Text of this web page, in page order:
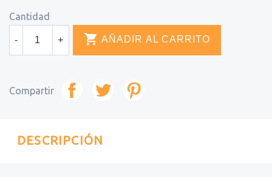
Cantidad
- +  AÑADIR AL CARRITO
Compartir
DESCRIPCIÓN